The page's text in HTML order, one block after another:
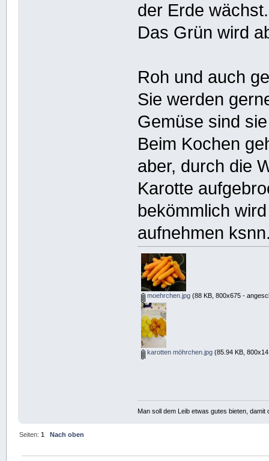
der Erde wächst.
Das Grün wird
Roh und auch
Sie werden
Gemüse sind
Beim Kochen
aber, durch die
Karotte
bekömmlich
aufnehmen
moehrchen.jpg(88 KB, 800x675 -
karotten möhrchen.jpg(85.94 KB,
Man soll dem Leib etwas gutes bieten,
Seiten:1 Nach oben